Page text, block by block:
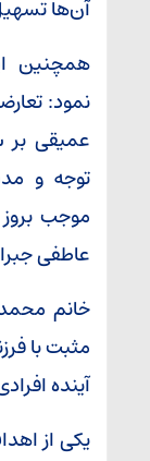
آن‌ها
همچنین
نمود:
عمیقی بر
توجه و
موجب
عاطفی
خانم
مثبت با
آینده
یکی از